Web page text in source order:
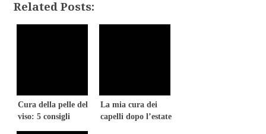
Related Posts:
Cura della pelle del
viso: 5 consigli
La mia cura dei
capelli dopo l’estate